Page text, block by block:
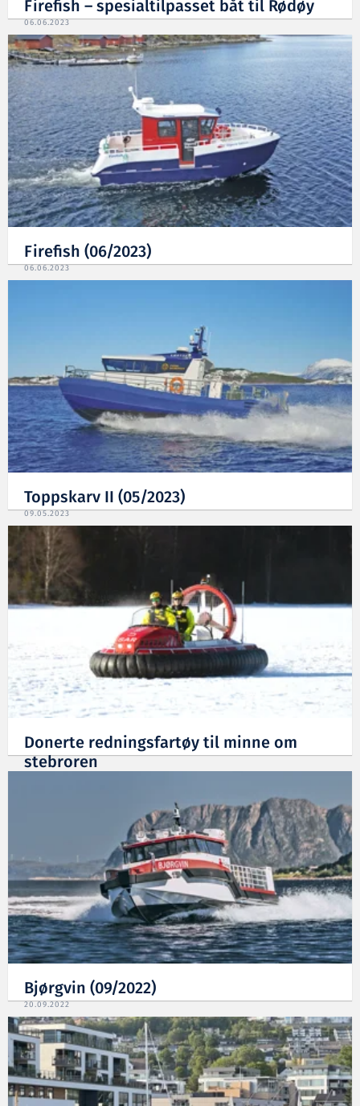
Firefish – spesialtilpasset båt til Rødøy
06.06.2023
Firefish (06/2023)
06.06.2023
Toppskarv II (05/2023)
09.05.2023
Donerte redningsfartøy til minne om
stebroren
Bjørgvin (09/2022)
20.09.2022